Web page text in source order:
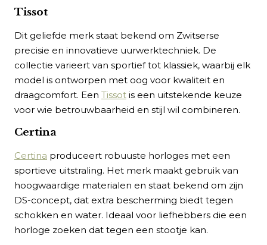
Tissot
Dit geliefde merk staat bekend om Zwitserse
precisie en innovatieve uurwerktechniek. De
collectie varieert van sportief tot klassiek, waarbij elk
model is ontworpen met oog voor kwaliteit en
draagcomfort. Een Tissot is een uitstekende keuze
voor wie betrouwbaarheid en stijl wil combineren.
Certina
Certina produceert robuuste horloges met een
sportieve uitstraling. Het merk maakt gebruik van
hoogwaardige materialen en staat bekend om zijn
DS-concept, dat extra bescherming biedt tegen
schokken en water. Ideaal voor liefhebbers die een
horloge zoeken dat tegen een stootje kan.